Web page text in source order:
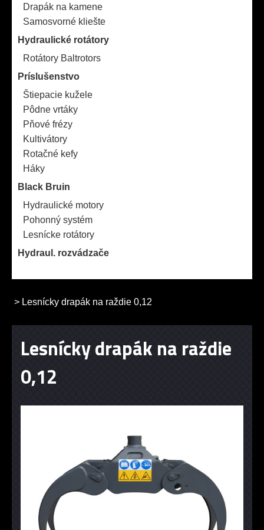
Drapák na kamene
Samosvorné kliešte
Hydraulické rotátory
Rotátory Baltrotors
Príslušenstvo
Štiepacie kužele
Pôdne vrtáky
Pňové frézy
Kultivátory
Rotačné kefy
Háky
Black Bruin
Hydraulické motory
Pohonný systém
Lesnícke rotátory
Hydraul. rozvádzače
> Lesnícky drapák na raždie 0,12
Lesnícky drapák na raždie
0,12